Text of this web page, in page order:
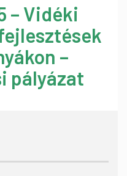
– Vidéki
–
pályázat